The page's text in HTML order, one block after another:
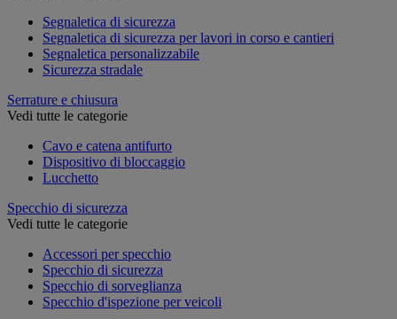
Segnaletica di sicurezza
Segnaletica di sicurezza per lavori in corso e cantieri
Segnaletica personalizzabile
Sicurezza stradale
Serrature e chiusura
Vedi tutte le categorie
Cavo e catena antifurto
Dispositivo di bloccaggio
Lucchetto
Specchio di sicurezza
Vedi tutte le categorie
Accessori per specchio
Specchio di sicurezza
Specchio di sorveglianza
Specchio d'ispezione per veicoli